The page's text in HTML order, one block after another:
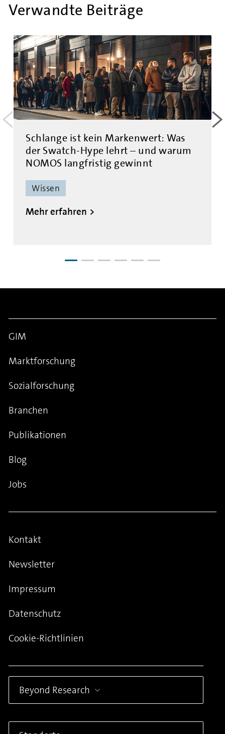
Verwandte Beiträge
Schlange ist kein Markenwert: Was
der Swatch-Hype lehrt – und warum
NOMOS langfristig gewinnt
Wissen
Mehr erfahren
< >
GIM
Marktforschung
Sozialforschung
Branchen
Publikationen
Blog
Jobs
Kontakt
Newsletter
Impressum
Datenschutz
Cookie-Richtlinien
Beyond Research